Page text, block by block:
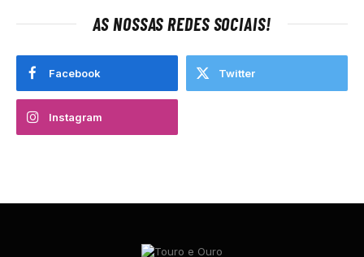
AS NOSSAS REDES SOCIAIS!
Facebook Twitter
Instagram